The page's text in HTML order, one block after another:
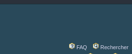
FAQ
Rechercher